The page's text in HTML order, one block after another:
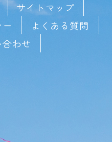
サイトマップ
よくある質問
わせ